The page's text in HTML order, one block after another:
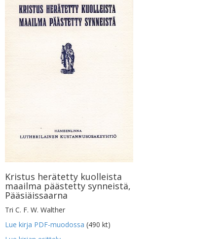
Kristus herätetty kuolleista
maailma päästetty synneistä,
Pääsiäissaarna
Tri C. F. W. Walther
Lue kirja PDF-muodossa (490 kt)